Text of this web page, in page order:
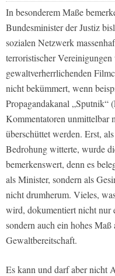
In besonderem Maße
Bundesminister der Justiz
sozialen Netzwerk
terroristischer
gewaltverherrlichenden
nicht bekümmert, wenn
Propagandakanal „Sputnik“
Kommentatoren
überschüttet werden. Erst,
Bedrohung witterte, wurde
bemerkenswert, denn es
als Minister, sondern als
nicht drumherum. Vieles,
wird, dokumentiert nicht nur
sondern auch ein hohes
Gewaltbereitschaft.
Es kann und darf aber nicht